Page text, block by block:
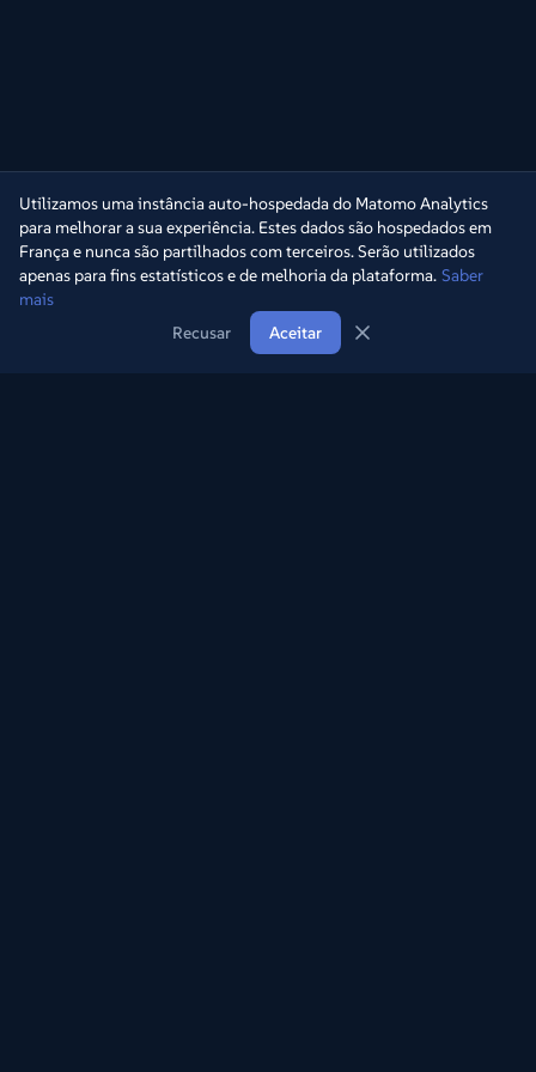
Utilizamos uma instância auto-hospedada do Matomo Analytics
para melhorar a sua experiência. Estes dados são hospedados em
França e nunca são partilhados com terceiros. Serão utilizados
apenas para fins estatísticos e de melhoria da plataforma. Saber
mais
Recusar
Aceitar